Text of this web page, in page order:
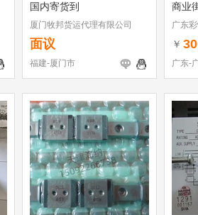
国内寄货到
厦门牧邦货运代理有限公司
面议
福建-厦门市
商业
广东
有限
￥
广东-